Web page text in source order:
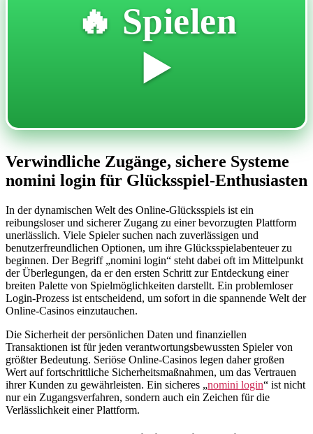
🔥 Spielen
▶️
Verwindliche Zugänge, sichere Systeme
nomini login für Glücksspiel-Enthusiasten
In der dynamischen Welt des Online-Glücksspiels ist ein
reibungsloser und sicherer Zugang zu einer bevorzugten Plattform
unerlässlich. Viele Spieler suchen nach zuverlässigen und
benutzerfreundlichen Optionen, um ihre Glücksspielabenteuer zu
beginnen. Der Begriff „nomini login“ steht dabei oft im Mittelpunkt
der Überlegungen, da er den ersten Schritt zur Entdeckung einer
breiten Palette von Spielmöglichkeiten darstellt. Ein problemloser
Login-Prozess ist entscheidend, um sofort in die spannende Welt der
Online-Casinos einzutauchen.
Die Sicherheit der persönlichen Daten und finanziellen
Transaktionen ist für jeden verantwortungsbewussten Spieler von
größter Bedeutung. Seriöse Online-Casinos legen daher großen
Wert auf fortschrittliche Sicherheitsmaßnahmen, um das Vertrauen
ihrer Kunden zu gewährleisten. Ein sicheres „nomini login“ ist nicht
nur ein Zugangsverfahren, sondern auch ein Zeichen für die
Verlässlichkeit einer Plattform.